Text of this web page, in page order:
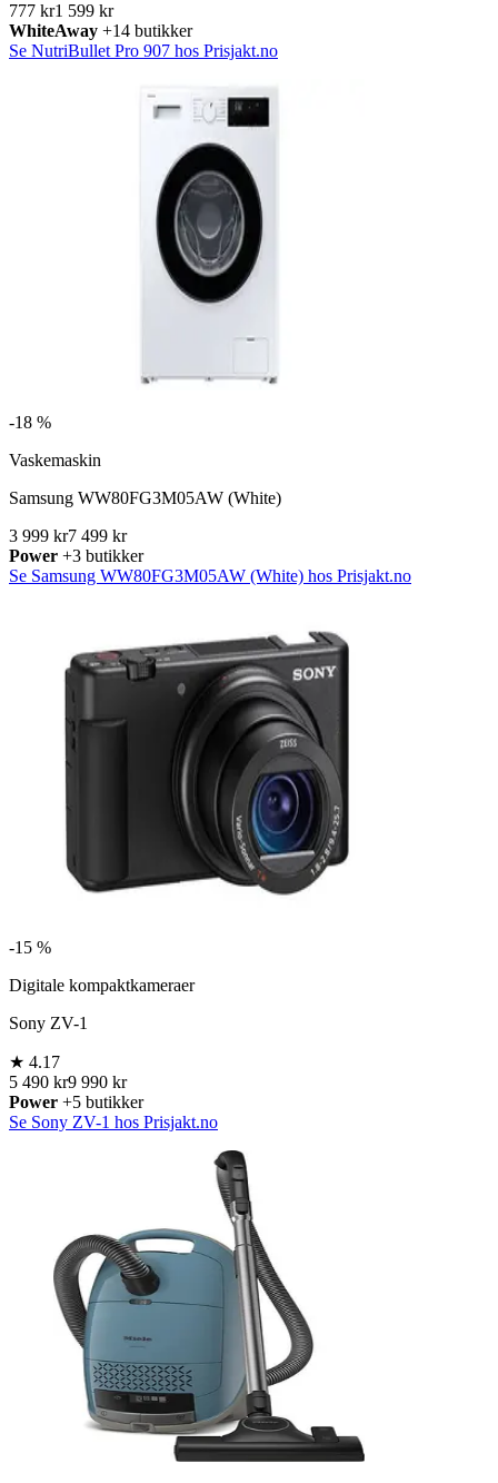
777 kr1 599 kr
WhiteAway +14 butikker
Se NutriBullet Pro 907 hos Prisjakt.no
-18 %
Vaskemaskin
Samsung WW80FG3M05AW (White)
3 999 kr7 499 kr
Power +3 butikker
Se Samsung WW80FG3M05AW (White) hos Prisjakt.no
-15 %
Digitale kompaktkameraer
Sony ZV-1
★ 4.17
5 490 kr9 990 kr
Power +5 butikker
Se Sony ZV-1 hos Prisjakt.no